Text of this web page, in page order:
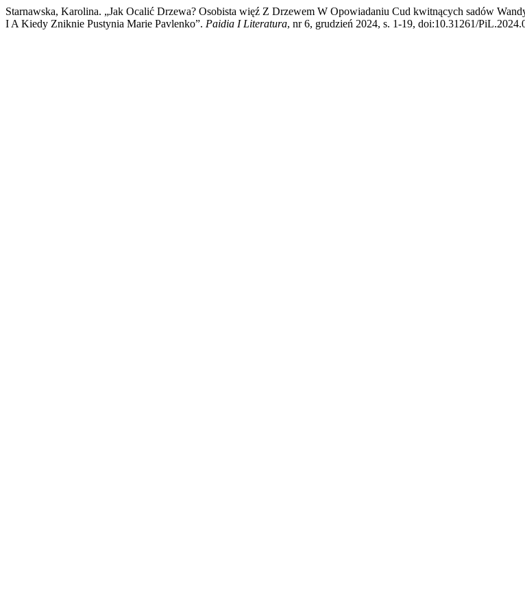
Starnawska, Karolina. „Jak Ocalić Drzewa? Osobista więź Z Drzewem W Opowiadaniu Cud kwitnących sadów
I A Kiedy Zniknie Pustynia Marie Pavlenko”. Paidia I Literatura, nr 6, grudzień 2024, s. 1-19, doi:10.31261/